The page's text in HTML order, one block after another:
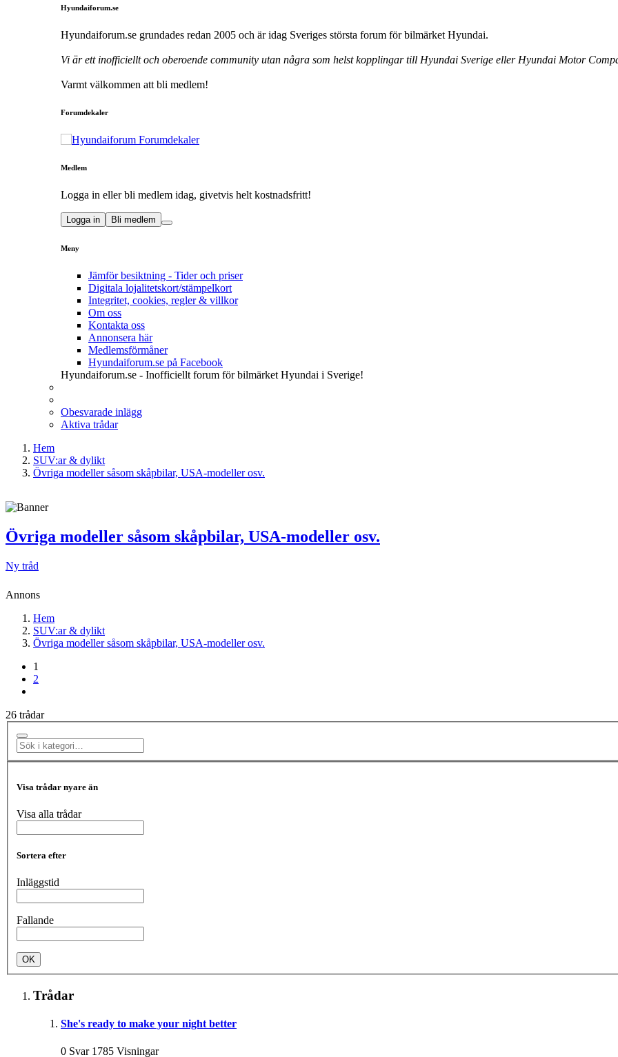
Hyundaiforum.se
Hyundaiforum.se grundades redan 2005 och är idag Sveriges största forum för bilmärket Hyundai.
Vi är ett inofficiellt och oberoende community utan några som helst kopplingar till Hyundai Sverige eller Hyundai Motor
Varmt välkommen att bli medlem!
Forumdekaler
Medlem
Logga in eller bli medlem idag, givetvis helt kostnadsfritt!
Logga in Bli medlem
Meny
Jämför besiktning - Tider och priser
Digitala lojalitetskort/stämpelkort
Integritet, cookies, regler & villkor
Om oss
Kontakta oss
Annonsera här
Medlemsförmåner
Hyundaiforum.se på Facebook
Hyundaiforum.se - Inofficiellt forum för bilmärket Hyundai i Sverige!
Obesvarade inlägg
Aktiva trådar
Hem
SUV:ar & dylikt
Övriga modeller såsom skåpbilar, USA-modeller osv.
Övriga modeller såsom skåpbilar, USA-modeller osv.
Ny tråd
Annons
Hem
SUV:ar & dylikt
Övriga modeller såsom skåpbilar, USA-modeller osv.
1
2
26 trådar
Visa trådar nyare än
Visa alla trådar
Sortera efter
Inläggstid
Fallande
Trådar
She's ready to make your night better
0 Svar 1785 Visningar